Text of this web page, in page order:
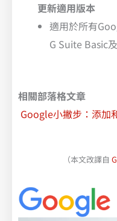
更新適用版本
適用於所有
G Suite Basic
相關部落格文章
Google小撇步：添加
（本文改譯自